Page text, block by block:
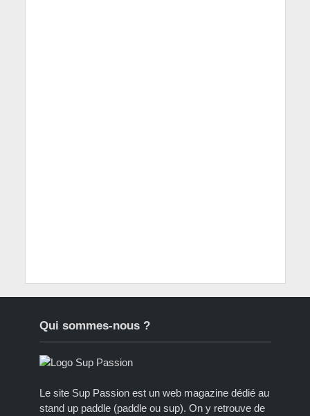
Qui sommes-nous ?
Le site Sup Passion est un web magazine dédié au
stand up paddle (paddle ou sup). On y retrouve de